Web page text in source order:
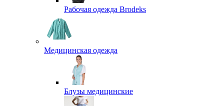
Рабочая одежда Brodeks
Медицинская одежда
Блузы медицинские